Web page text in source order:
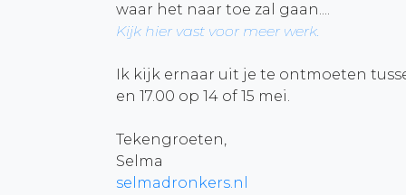
waar het naar toe zal gaan....
Kijk hier vast voor meer werk.
Ik kijk ernaar uit je te ontmoeten
en 17.00 op 14 of 15 mei.
Tekengroeten,
Selma
selmadronkers.nl